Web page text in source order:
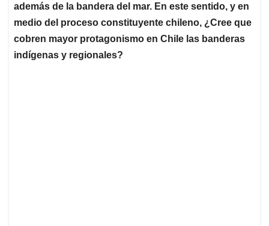
además de la bandera del mar. En este sentido, y en
medio del proceso constituyente chileno, ¿Cree que
cobren mayor protagonismo en Chile las banderas
indígenas y regionales?